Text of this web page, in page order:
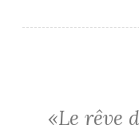
«Le rêve